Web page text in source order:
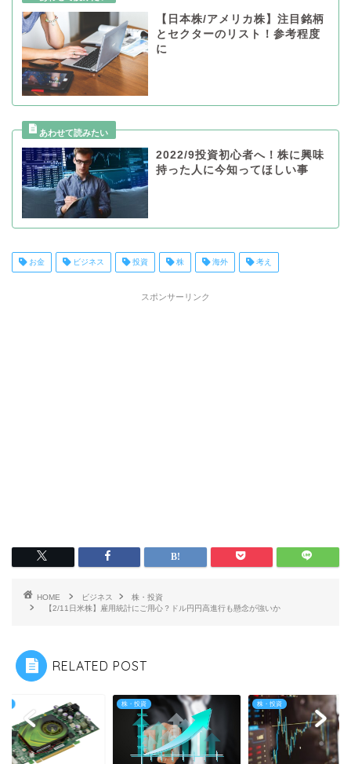
【日本株/アメリカ株】注目銘柄
とセクターのリスト！参考程度
に
2022/9投資初心者へ！株に興味
持った人に今知ってほしい事
お金 ビジネス 投資 株 海外 考え
スポンサーリンク
HOME ビジネス
株・投資
【2/11日米株】雇用統計にご用心？ドル円円高進行も懸念が強いか
RELATED POST
株・投資 株・投資